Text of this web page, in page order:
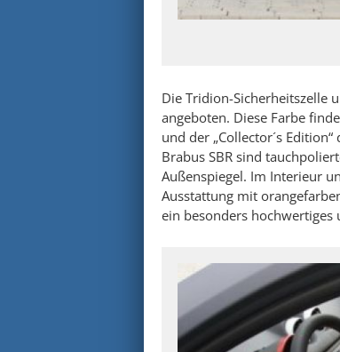
Die Tridion-Sicherheitszelle
angeboten. Diese Farbe
und der „Collector´s
Brabus SBR sind
Außenspiegel. Im Interieur
Ausstattung mit
ein besonders